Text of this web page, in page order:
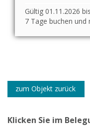
Gültig 01.11.2026
7 Tage buchen und
zum Objekt zurück
Klicken Sie im